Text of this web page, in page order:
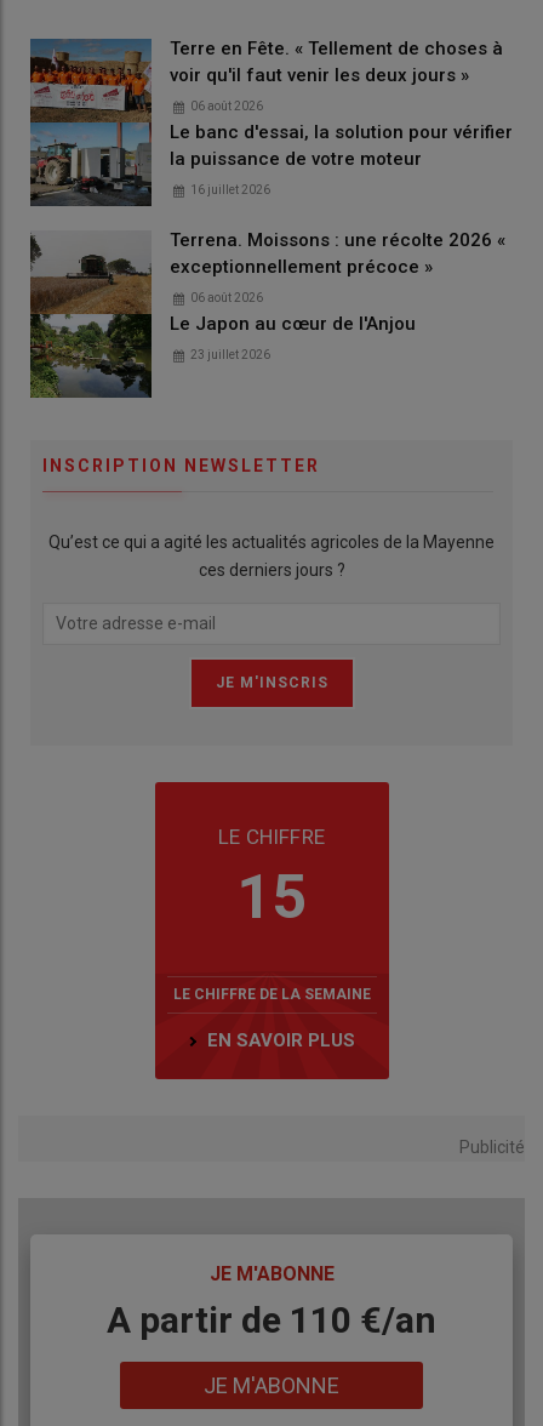
Terre en Fête. « Tellement de choses à
voir qu'il faut venir les deux jours »
06 août 2026
Le banc d'essai, la solution pour vérifier
la puissance de votre moteur
16 juillet 2026
Terrena. Moissons : une récolte 2026 «
exceptionnellement précoce »
06 août 2026
Le Japon au cœur de l'Anjou
23 juillet 2026
INSCRIPTION NEWSLETTER
Qu’est ce qui a agité les actualités agricoles de la Mayenne
ces derniers jours ?
LE CHIFFRE
15
LE CHIFFRE DE LA SEMAINE
EN SAVOIR PLUS
Publicité
JE M'ABONNE
BodyA partir de 110 €/an
JE M'ABONNE